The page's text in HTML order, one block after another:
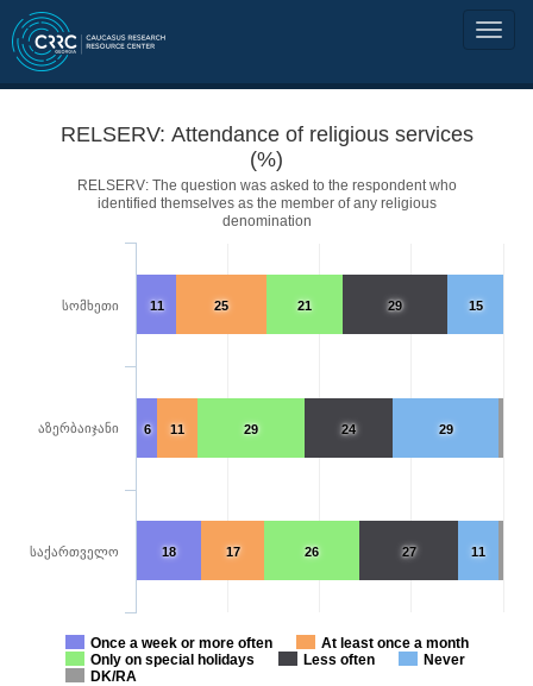
RELSERV: Attendance of religious services
(%)
RELSERV: The question was asked to the respondent who
identified themselves as the member of any religious
denomination
15
29
11
29
24
27
21
29
26
25
11
17
11
6
18
Once a week or more often
At least once a month
Only on special holidays
Less often
Never
DK/RA
სომხეთი
აზერბაიჯანი
საქართველო